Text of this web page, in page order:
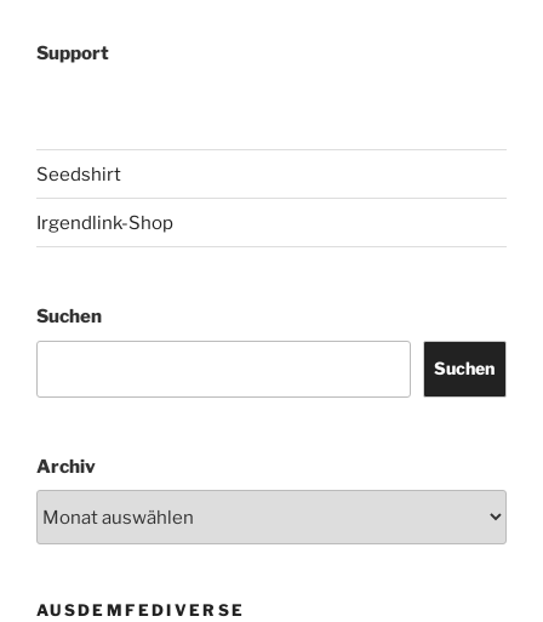
Support
Seedshirt
Irgendlink-Shop
Suchen
Suchen
Archiv
AUSDEMFEDIVERSE